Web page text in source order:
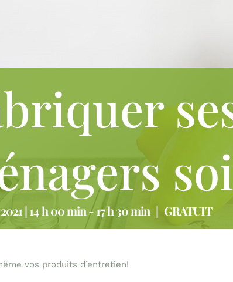
| 14 h 00 min-17 h 30 min | GRATUIT
vos produits d’entretien!